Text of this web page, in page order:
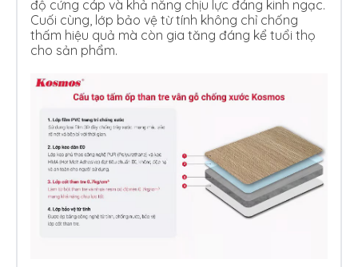
độ cứng cáp và khả năng chịu lực đáng kinh ngạc.
Cuối cùng, lớp bảo vệ từ tính không chỉ chống
thấm hiệu quả mà còn gia tăng đáng kể tuổi thọ
cho sản phẩm.